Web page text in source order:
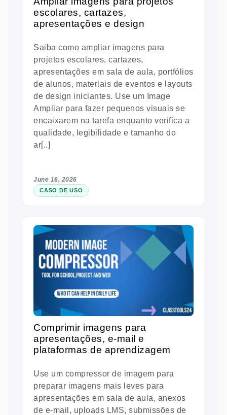
escolares, cartazes,
apresentações e design
Saiba como ampliar imagens para
projetos escolares, cartazes,
apresentações em sala de aula, portfólios
de alunos, materiais de eventos e layouts
de design iniciantes. Use um Image
Ampliar para fazer pequenos visuais se
encaixarem na tarefa enquanto verifica a
qualidade, legibilidade e tamanho do
ar[..]
June 16, 2026
CASO DE USO
Comprimir imagens para
apresentações, e-mail e
plataformas de aprendizagem
Use um compressor de imagem para
preparar imagens mais leves para
apresentações em sala de aula, anexos
de e-mail, uploads LMS, submissões de